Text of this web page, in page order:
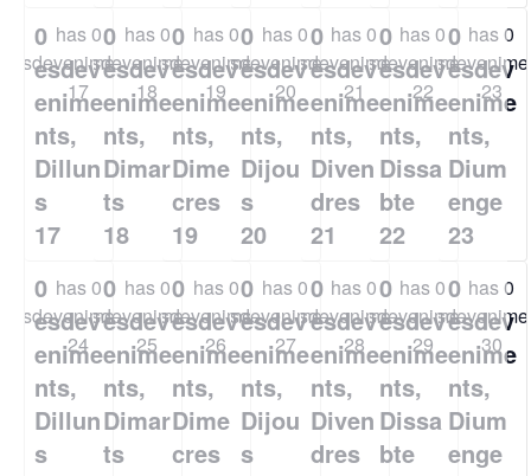
has 0
esdeveniments,
17
0
esdev
enime
nts,
Dillun
s
17
has 0
esdeveniments,
18
0
esdev
enime
nts,
Dimar
ts
18
has 0
esdeveniments,
19
0
esdev
enime
nts,
Dime
cres
19
has 0
esdeveniments,
20
0
esdev
enime
nts,
Dijou
s
20
has 0
esdeveniments,
21
0
esdev
enime
nts,
Diven
dres
21
has 0
esdeveniments,
22
0
esdev
enime
nts,
Dissa
bte
22
has 0
23
0
esdev
enime
nts,
Dium
enge
23
has 0
esdeveniments,
24
0
esdev
enime
nts,
Dillun
s
has 0
esdeveniments,
25
0
esdev
enime
nts,
Dimar
ts
has 0
esdeveniments,
26
0
esdev
enime
nts,
Dime
cres
has 0
esdeveniments,
27
0
esdev
enime
nts,
Dijou
s
has 0
esdeveniments,
28
0
esdev
enime
nts,
Diven
dres
has 0
esdeveniments,
29
0
esdev
enime
nts,
Dissa
bte
has 0
30
0
esdev
enime
nts,
Dium
enge